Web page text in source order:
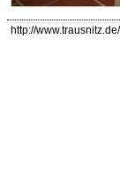
http://